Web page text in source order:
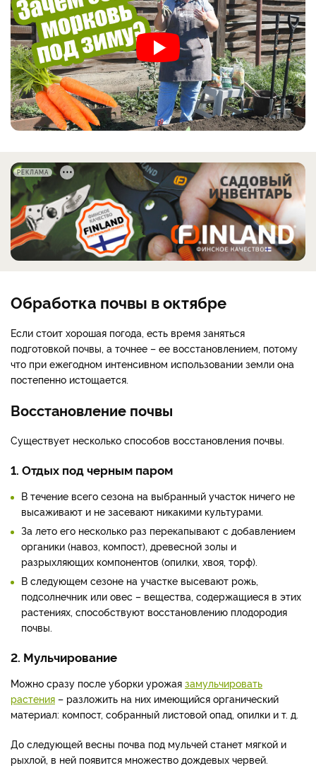
РЕКЛАМА
Обработка почвы в октябре
Если стоит хорошая погода, есть время заняться
подготовкой почвы, а точнее – ее восстановлением, потому
что при ежегодном интенсивном использовании земли она
постепенно истощается.
Восстановление почвы
Существует несколько способов восстановления почвы.
1. Отдых под черным паром
В течение всего сезона на выбранный участок ничего не
высаживают и не засевают никакими культурами.
За лето его несколько раз перекапывают с добавлением
органики (навоз, компост), древесной золы и
разрыхляющих компонентов (опилки, хвоя, торф).
В следующем сезоне на участке высевают рожь,
подсолнечник или овес – вещества, содержащиеся в этих
растениях, способствуют восстановлению плодородия
почвы.
2. Мульчирование
Можно сразу после уборки урожая замульчировать
растения – разложить на них имеющийся органический
материал: компост, собранный листовой опад, опилки и т. д.
До следующей весны почва под мульчей станет мягкой и
рыхлой, в ней появится множество дождевых червей.